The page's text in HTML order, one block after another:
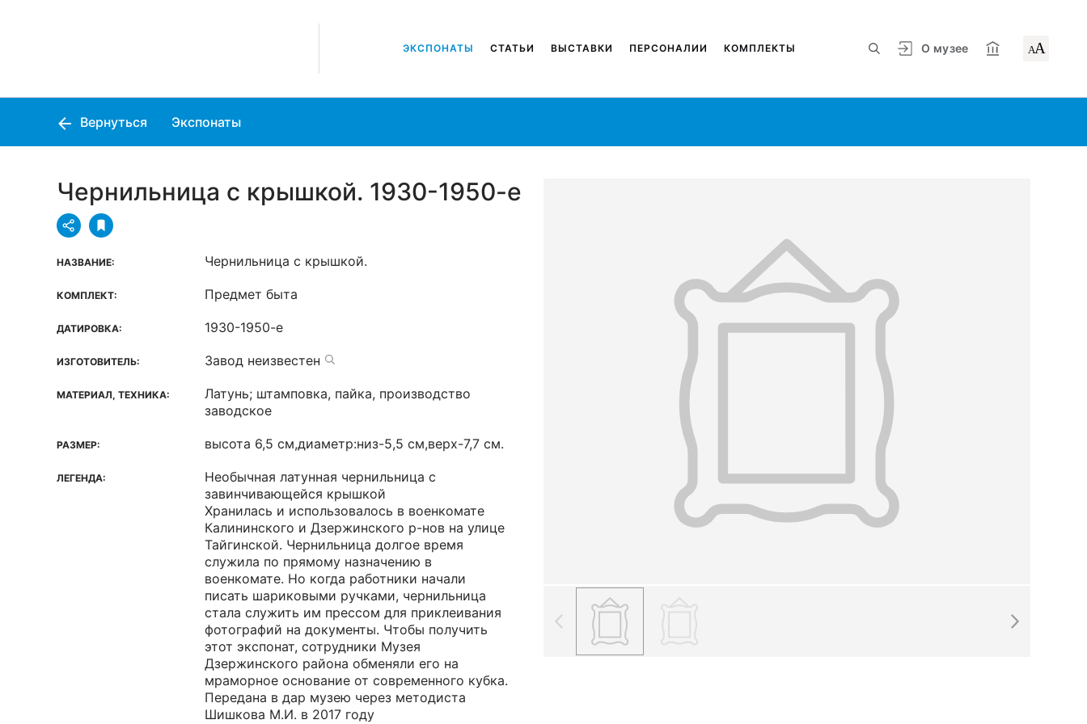
О музее АА
ЭКСПОНАТЫ СТАТЬИ ВЫСТАВКИ ПЕРСОНАЛИИ КОМПЛЕКТЫ
Вернуться Экспонаты
Чернильница с крышкой. 1930-1950-е
НАЗВАНИЕ: Чернильница с крышкой.
КОМПЛЕКТ: Предмет быта
ДАТИРОВКА: 1930-1950-е
ИЗГОТОВИТЕЛЬ: Завод неизвестен
МАТЕРИАЛ, ТЕХНИКА:
Латунь; штамповка, пайка, производство
заводское
РАЗМЕР: высота 6,5 см,диаметр:низ-5,5 см,верх-7,7 см.
ЛЕГЕНДА:
Необычная латунная чернильница с
завинчивающейся крышкой
Хранилась и использовалось в военкомате
Калининского и Дзержинского р-нов на улице
Тайгинской. Чернильница долгое время
служила по прямому назначению в
военкомате. Но когда работники начали
писать шариковыми ручками, чернильница
стала служить им прессом для приклеивания
фотографий на документы. Чтобы получить
этот экспонат, сотрудники Музея
Дзержинского района обменяли его на
мраморное основание от современного кубка.
Передана в дар музею через методиста
Шишкова М.И. в 2017 году